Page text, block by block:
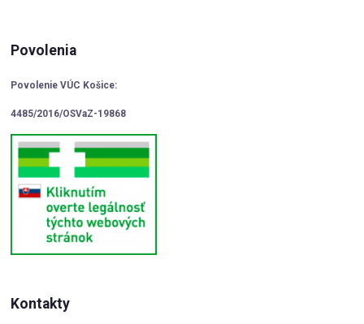
Povolenia
Povolenie VÚC Košice:
4485/2016/OSVaZ-19868
Kontakty